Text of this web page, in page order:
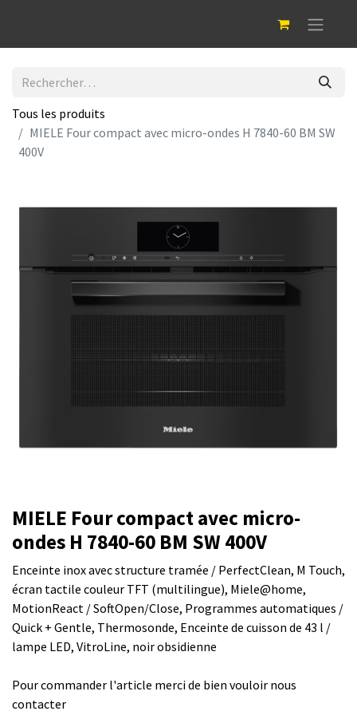
Tous les produits
MIELE Four compact avec micro-ondes H 7840-60 BM SW
400V
MIELE Four compact avec micro-
ondes H 7840-60 BM SW 400V
Enceinte inox avec structure tramée / PerfectClean, M Touch,
écran tactile couleur TFT (multilingue), Miele@home,
MotionReact / SoftOpen/Close, Programmes automatiques /
Quick + Gentle, Thermosonde, Enceinte de cuisson de 43 l /
lampe LED, VitroLine, noir obsidienne
Pour commander l'article merci de bien vouloir nous
contacter